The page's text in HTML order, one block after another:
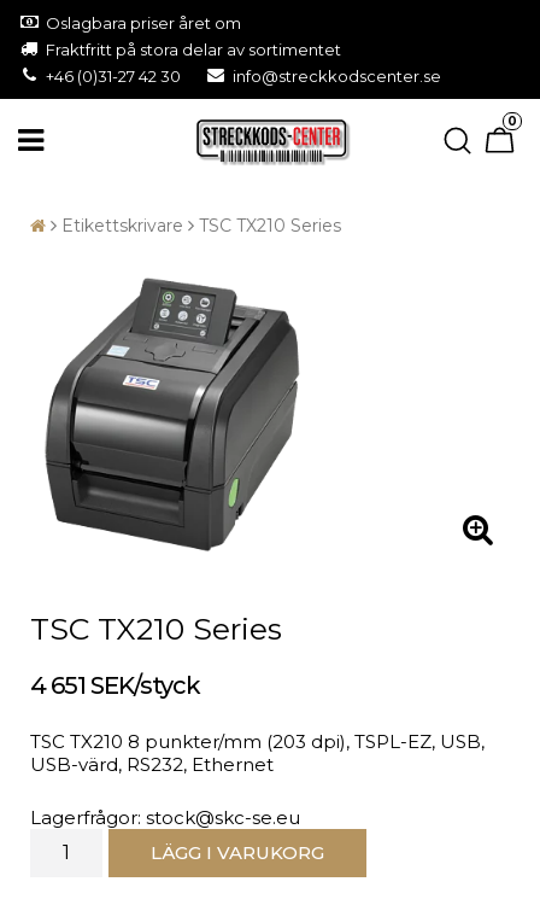
Oslagbara priser året om
Fraktfritt på stora delar av sortimentet
+46 (0)31-27 42 30
info@streckkodscenter.se
0
Etikettskrivare TSC TX210 Series
TSC TX210 Series
4 651 SEK/styck
TSC TX210 8 punkter/mm (203 dpi), TSPL-EZ, USB,
USB-värd, RS232, Ethernet
Lagerfrågor: stock@skc-se.eu
LÄGG I VARUKORG